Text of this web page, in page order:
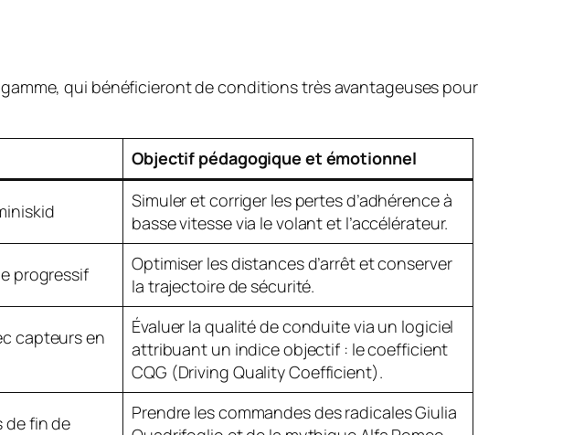
qui bénéficieront de conditions très avantageuses pour
Objectif pédagogique et émotionnel
Simuler et corriger les pertes d’adhérence à
basse vitesse via le volant et l’accélérateur.
progressif
Optimiser les distances d’arrêt et conserver
la trajectoire de sécurité.
capteurs en
Évaluer la qualité de conduite via un logiciel
attribuant un indice objectif : le coefficient
CQG (Driving Quality Coefficient).
de fin de
Prendre les commandes des radicales Giulia